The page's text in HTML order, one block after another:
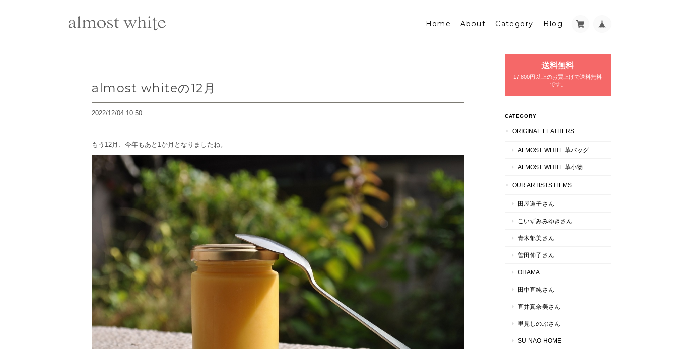
Home About Category Blog
almost whiteの12月
2022/12/04 10:50
もう12月、今年もあと1か月となりましたね。
送料無料
17,800円以上のお買上げで送料無料
です。
CATEGORY
ORIGINAL LEATHERS
ALMOST WHITE 革バッグ
ALMOST WHITE 革小物
OUR ARTISTS ITEMS
田屋道子さん
こいずみみゆきさん
青木郁美さん
曽田伸子さん
OHAMA
田中直純さん
直井真奈美さん
里見しのぶさん
SU-NAO HOME